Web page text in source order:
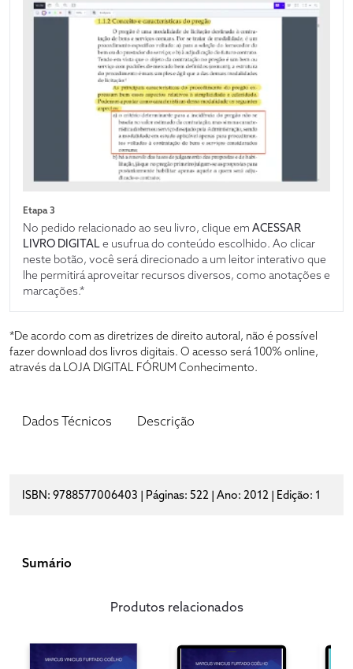
Etapa 3
No pedido relacionado ao seu livro, clique em ACESSAR
LIVRO DIGITALe usufrua do conteúdo escolhido. Ao clicar
neste botão, você será direcionado a um leitor interativo que
lhe permitirá aproveitar recursos diversos, como anotações e
marcações.*
*De acordo com as diretrizes de direito autoral, não é possível
fazer download dos livros digitais. O acesso será 100% online,
através da LOJA DIGITAL FÓRUM Conhecimento.
Dados Técnicos Descrição
ISBN: 9788577006403 | Páginas: 522 | Ano: 2012 | Edição: 1
Sumário
Produtos relacionados